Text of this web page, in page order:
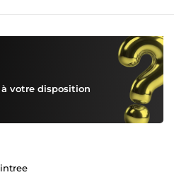
votre disposition